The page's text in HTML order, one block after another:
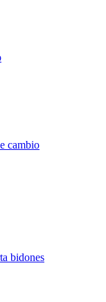
cambio
bidones